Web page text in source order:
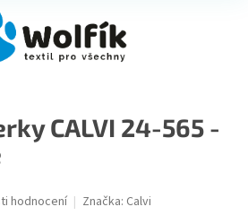
CALVI 24-565 -
hodnocení Značka: Calvi